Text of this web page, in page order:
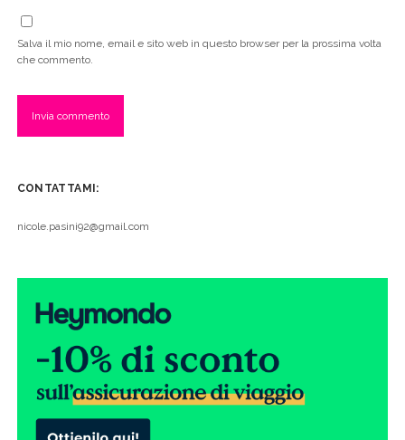
Salva il mio nome, email e sito web in questo browser per la prossima volta
che commento.
CONTATTAMI:
nicole.pasini92@gmail.com